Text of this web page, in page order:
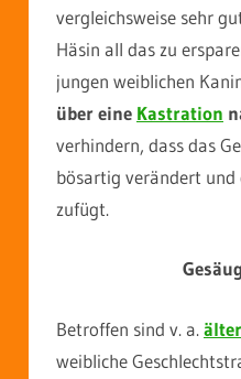
vergleichsweise sehr
Häsin all das zu
jungen weiblichen
über eine Kastration
verhindern, dass das
bösartig verändert und
zufügt.
Betroffen sind v. a.
weibliche